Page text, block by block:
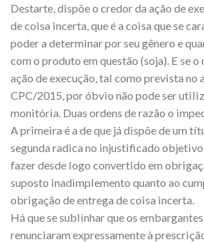
Destarte, dispõe o credor da ação de
de coisa incerta, que é a coisa que se
poder a determinar por seu gênero e
com o produto em questão (soja). E se
ação de execução, tal como prevista no
CPC/2015, por óbvio não pode ser
monitória. Duas ordens de razão o
A primeira é a de que já dispõe de um
segunda radica no injustificado objetivo
fazer desde logo convertido em
suposto inadimplemento quanto ao
obrigação de entrega de coisa incerta.
Há que se sublinhar que os
renunciaram expressamente à